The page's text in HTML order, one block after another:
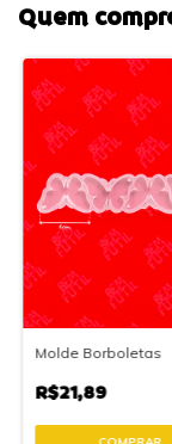
Quem
Molde Borboletas
R$21,89